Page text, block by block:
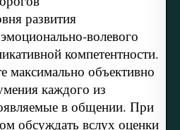
развития
волевого
компетентности.
максимально объективно
каждого из
в общении. При
обсуждать вслух оценки